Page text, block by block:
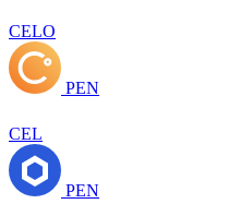
CELO
PEN
CEL
PEN